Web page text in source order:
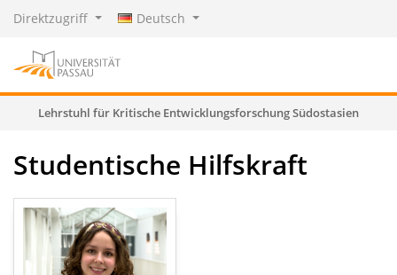
Direktzugriff Deutsch
Lehrstuhl für Kritische Entwicklungsforschung Südostasien
Studentische Hilfskraft